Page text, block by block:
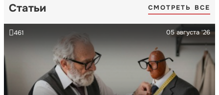
Статьи СМОТРЕТЬ ВСЕ
05 августа '26
461